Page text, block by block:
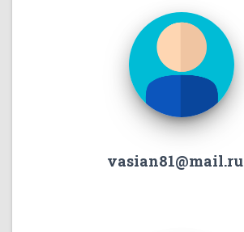
vasian81@mail.ru